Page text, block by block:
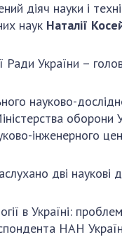
діяч науки і
наук Наталії
України –
науково-
інженерного
дві наукові
в Україні:
НАН